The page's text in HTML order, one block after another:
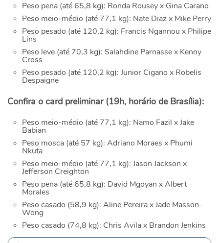
Peso pena (até 65,8 kg): Ronda Rousey x Gina Carano
Peso meio-médio (até 77,1 kg): Nate Diaz x Mike Perry
Peso pesado (até 120,2 kg): Francis Ngannou x Philipe
Lins
Peso leve (até 70,3 kg): Salahdine Parnasse x Kenny
Cross
Peso pesado (até 120,2 kg): Junior Cigano x Robelis
Despaigne
Confira o card preliminar (19h, horário de Brasília):
Peso meio-médio (até 77,1 kg): Namo Fazil x Jake
Babian
Peso mosca (até 57 kg): Adriano Moraes x Phumi
Nkuta
Peso meio-médio (até 77,1 kg): Jason Jackson x
Jefferson Creighton
Peso pena (até 65,8 kg): David Mgoyan x Albert
Morales
Peso casado (58,9 kg): Aline Pereira x Jade Masson-
Wong
Peso casado (74,8 kg): Chris Avila x Brandon Jenkins